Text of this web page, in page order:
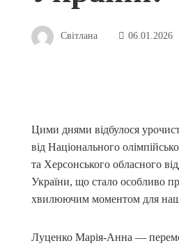
Світлана 06.01.2026
Цими днями відбулося
від Національного
та Херсонського обласного
України, що стало особливо
хвилюючим моментом для
Луценко Марія-Анна —